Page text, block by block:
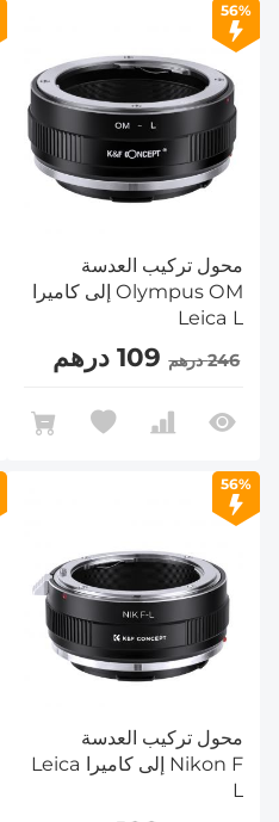
56%
محول تركيب العدسة
Olympus OM إلى كاميرا
Leica L
246 درهم 109 درهم
56%
محول تركيب العدسة
Nikon F إلى كاميرا Leica
L